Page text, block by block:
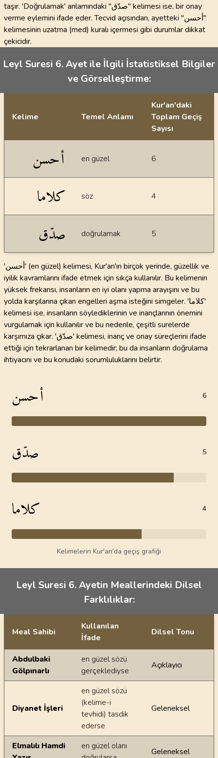
taşır. 'Doğrulamak' anlamındaki "صدّق" kelimesi ise, bir onay
verme eylemini ifade eder. Tecvid açısından, ayetteki "أحسن"
kelimesinin uzatma (med) kuralı içermesi gibi durumlar dikkat
çekicidir.
Leyl Suresi 6. Ayet ile İlgili İstatistiksel Bilgiler
ve Görselleştirme:
Kelime Temel Anlamı
Kur'an'daki
Toplam Geçiş
Sayısı
أحسن en güzel 6
كلاما söz 4
صدّق doğrulamak 5
'أحسن' (en güzel) kelimesi, Kur'an'ın birçok yerinde, güzellik ve
iyilik kavramlarını ifade etmek için sıkça kullanılır. Bu kelimenin
yüksek frekansı, insanların en iyi olanı yapma arayışını ve bu
yolda karşılarına çıkan engelleri aşma isteğini simgeler. 'كلاما'
kelimesi ise, insanların söylediklerinin ve inançlarının önemini
vurgulamak için kullanılır ve bu nedenle, çeşitli surelerde
karşımıza çıkar. 'صدّق' kelimesi, inanç ve onay süreçlerini ifade
ettiği için tekrarlanan bir kelimedir; bu da insanların doğrulama
ihtiyacını ve bu konudaki sorumluluklarını belirtir.
أحسن 6
صدّق 5
كلاما 4
Kelimelerin Kur'an'da geçiş grafiği
Leyl Suresi 6. Ayetin Meallerindeki Dilsel
Farklılıklar:
Ayetin meallerindeki dilsel farklılıklar
Meal Sahibi
Kullanılan
İfade
Dilsel Tonu
Abdulbaki
Gölpınarlı
en güzel sözü
gerçeklediyse
Açıklayıcı
Diyanet İşleri
en güzel sözü
(kelime-i
tevhidi) tasdik
ederse
Geleneksel
Elmalılı Hamdi
en güzel olanı
Geleneksel